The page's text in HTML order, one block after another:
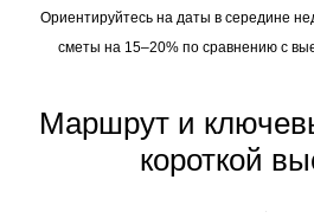
Ориентируйтесь на даты в середине
сметы на 15–20% по сравнению с
Маршрут и
короткой